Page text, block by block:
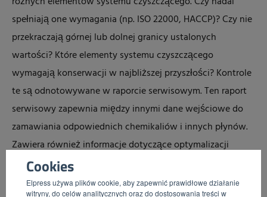
Cookies
Elpress używa plików cookie, aby zapewnić prawidłowe działanie
witryny, do celów analitycznych oraz do dostosowania treści w
spełniają one wymagania (np. ISO22000, HACCP)? Czy nie
przekraczają górnej lub dolnej granicy ustalonych
wartości? Które elementy systemu czyszczącego
wymagają konserwacji w najbliższej przyszłości? Kontrole
te są odnotowywane w raporcie serwisowym. Ten raport
serwisowy zapewnia między innymi dane wejściowe do
zamawiania odpowiednich chemikaliów i innych płynów.
Zawiera również informacje dotyczące optymalizacji
infrastruktury w samym obszarze produkcyjnym, linii
zasilających (sprężone powietrze i woda) oraz